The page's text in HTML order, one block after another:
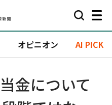
オピニオン AI PICK
金について